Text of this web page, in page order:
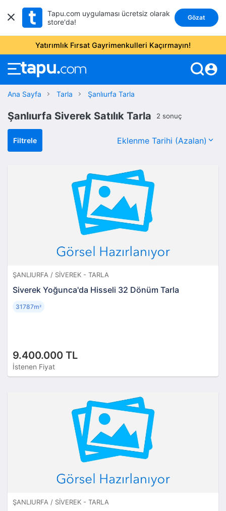
Tapu.com uygulaması ücretsiz olarak
store'da!
Gözat
Yatırımlık Fırsat Gayrimenkulleri Kaçırmayın!
account_circle
Ana Sayfa Tarla Şanlıurfa Tarla
Şanlıurfa Siverek Satılık Tarla 2 sonuç
Filtrele
ŞANLIURFA / SIVEREK - TARLA
Siverek Yoğunca'da Hisseli 32 Dönüm Tarla
9.400.000 TL
İstenen Fiyat
31787m²
ŞANLIURFA / SIVEREK - TARLA